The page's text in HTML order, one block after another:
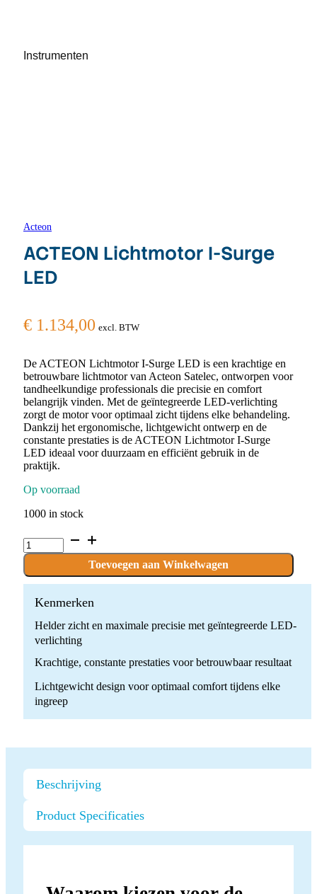
Instrumenten
Acteon
ACTEON Lichtmotor I-Surge
LED
€ 1.134,00 excl. BTW
De ACTEON Lichtmotor I-Surge LED is een krachtige en
betrouwbare lichtmotor van Acteon Satelec, ontworpen voor
tandheelkundige professionals die precisie en comfort
belangrijk vinden. Met de geïntegreerde LED-verlichting
zorgt de motor voor optimaal zicht tijdens elke behandeling.
Dankzij het ergonomische, lichtgewicht ontwerp en de
constante prestaties is de ACTEON Lichtmotor I-Surge
LED ideaal voor duurzaam en efficiënt gebruik in de
praktijk.
Op voorraad
1000 in stock
ACTEON
Lichtmotor
Surge
LED
quantity
Toevoegen aan Winkelwagen
Kenmerken
Helder zicht en maximale precisie met geïntegreerde LED-
verlichting
Krachtige, constante prestaties voor betrouwbaar resultaat
Lichtgewicht design voor optimaal comfort tijdens elke
ingreep
Beschrijving
Product Specificaties